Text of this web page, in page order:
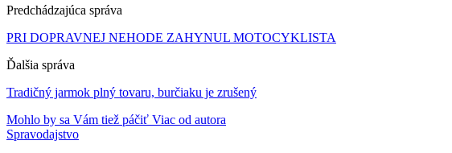
Predchádzajúca správa
PRI DOPRAVNEJ NEHODE ZAHYNUL MOTOCYKLISTA
Ďalšia správa
Tradičný jarmok plný tovaru, burčiaku je zrušený
Mohlo by sa Vám tiež páčiť Viac od autora
Spravodajstvo